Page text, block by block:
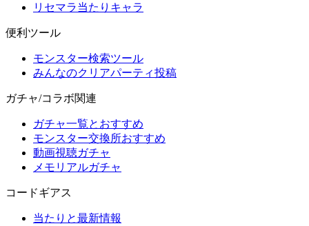
リセマラ当たりキャラ
便利ツール
モンスター検索ツール
みんなのクリアパーティ投稿
ガチャ/コラボ関連
ガチャ一覧とおすすめ
モンスター交換所おすすめ
動画視聴ガチャ
メモリアルガチャ
コードギアス
当たりと最新情報